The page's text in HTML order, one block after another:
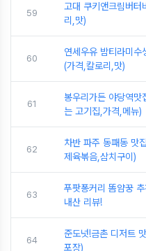
59
고대 쿠키앤크림버
리,맛)
60
연세우유 밤티라미
(가격,칼로리,맛)
61
봉우리가든 야당역맛
는 고기집,가격,메뉴)
62
차반 파주 동패동 맛
제육볶음,삼치구이)
63
푸팟퐁커리 똠얌꿍
내산 리뷰!
64
준도넛!금촌 디저트
포장)